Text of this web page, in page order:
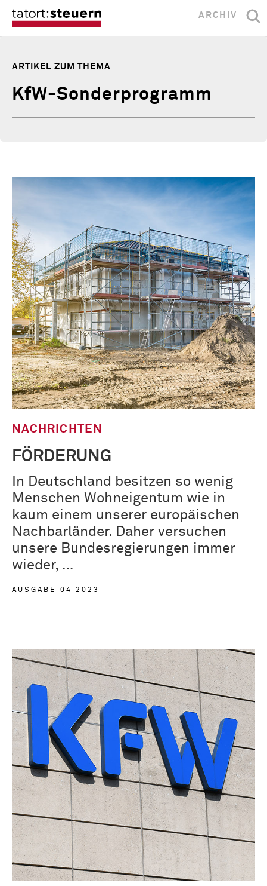
ARCHIV
ARTIKEL ZUM THEMA
KfW-Sonderprogramm
NACHRICHTEN
FÖRDERUNG
In Deutschland besitzen so wenig
Menschen Wohneigentum wie in
kaum einem unserer europäischen
Nachbarländer. Daher versuchen
unsere Bundesregierungen immer
wieder, …
AUSGABE 04 2023